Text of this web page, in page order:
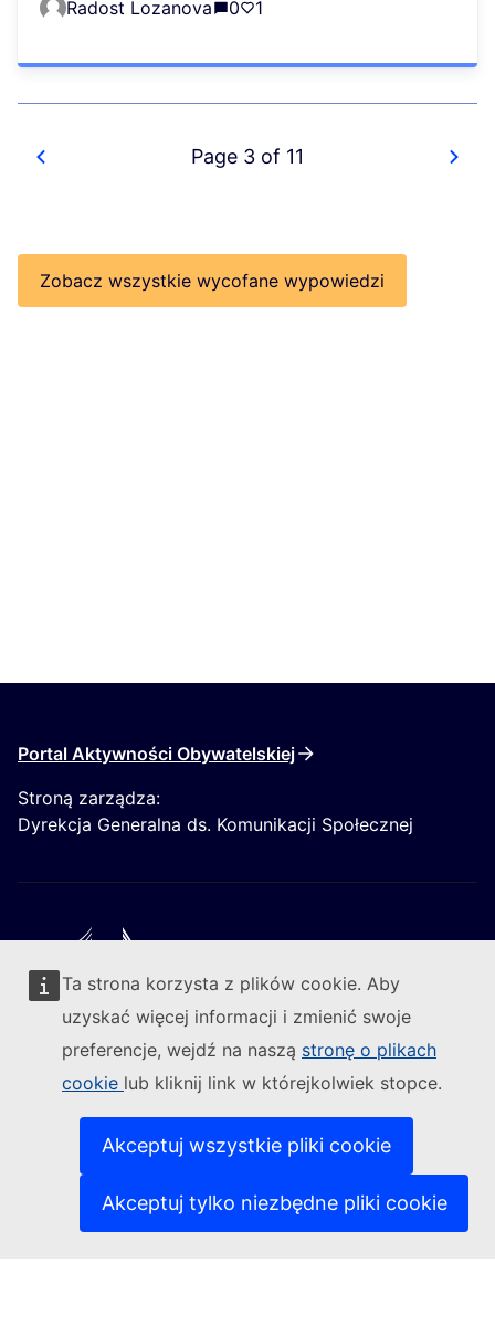
Ta strona korzysta z plików cookie. Aby
uzyskać więcej informacji i zmienić swoje
preferencje, wejdź na naszą stronę o plikach
cookie lub kliknij link w którejkolwiek stopce.
Akceptuj wszystkie pliki cookie
Akceptuj tylko niezbędne pliki cookie
Radost Lozanova 0 1
Page 3 of 11
Zobacz wszystkie wycofane wypowiedzi
Portal Aktywności Obywatelskiej
Stroną zarządza:
Dyrekcja Generalna ds. Komunikacji Społecznej
Obserwuj Komisję Europejską
Kontakt(Link zewnętrzny)
Zgłoś lukę w zabezpieczeniach informatycznych(Link
Nasze strony w różnych wersjach językowych(Link
Pliki cookie(Link zewnętrzny)
Polityka prywatności
Zastrzeżenia prawne(Link zewnętrzny)
Dostępność treści